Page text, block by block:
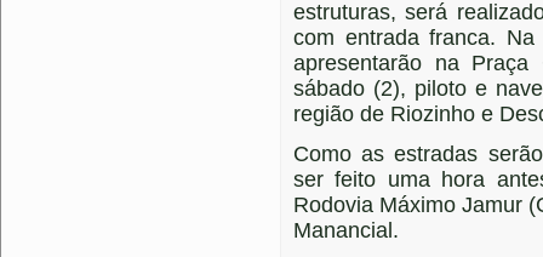
estruturas, será
com entrada franca.
apresentarão na
sábado (2), piloto e
região de Riozinho e
Como as estradas
ser feito uma hora
Rodovia Máximo Jamur
Manancial.